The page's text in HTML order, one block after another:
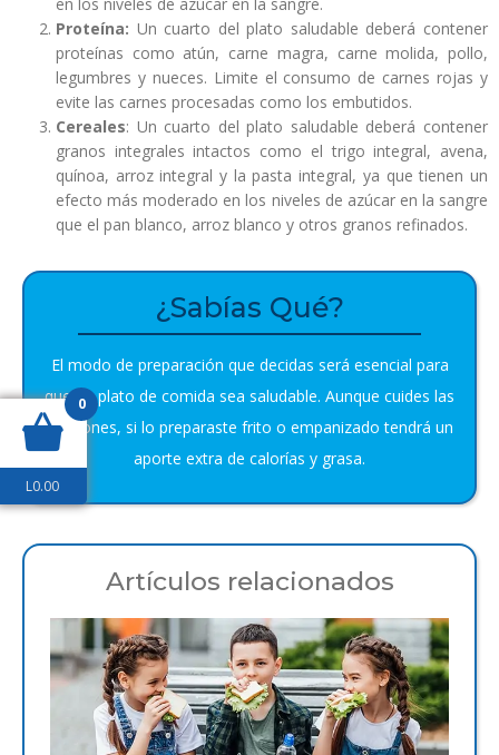
Proteína: Un cuarto del plato saludable deberá contener
proteínas como atún, carne magra, carne molida, pollo,
legumbres y nueces. Limite el consumo de carnes rojas y
evite las carnes procesadas como los embutidos.
Cereales: Un cuarto del plato saludable deberá contener
granos integrales intactos como el trigo integral, avena,
quínoa, arroz integral y la pasta integral, ya que tienen un
efecto más moderado en los niveles de azúcar en la sangre
que el pan blanco, arroz blanco y otros granos refinados.
¿Sabías Qué?
El modo de preparación que decidas será esencial para
que un plato de comida sea saludable. Aunque cuides las
porciones, si lo preparaste frito o empanizado tendrá un
aporte extra de calorías y grasa.
Artículos relacionados
0
L0.00